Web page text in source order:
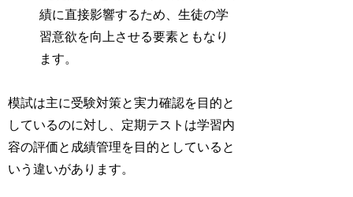
績に直接影響するため、生徒の学
習意欲を向上させる要素ともなり
ます。
模試は主に受験対策と実力確認を目的と
しているのに対し、定期テストは学習内
容の評価と成績管理を目的としていると
いう違いがあります。